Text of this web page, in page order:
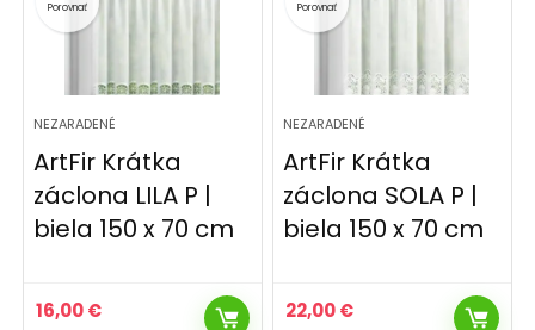
Porovnať
NEZARADENÉ
ArtFir Krátka
záclona LILA P |
biela 150 x 70 cm
16,00€
Porovnať
NEZARADENÉ
ArtFir Krátka
záclona SOLA P |
biela 150 x 70 cm
22,00€